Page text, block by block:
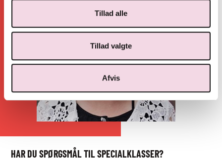
Tillad alle
Tillad valgte
Afvis
HAR DU SPØRGSMÅL TIL SPECIALKLASSER?